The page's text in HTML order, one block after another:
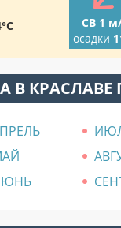
СВ 1
осадки
В